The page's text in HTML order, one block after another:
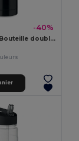
-40%
BELO BOTTLE Bouteille double paroi 500ml